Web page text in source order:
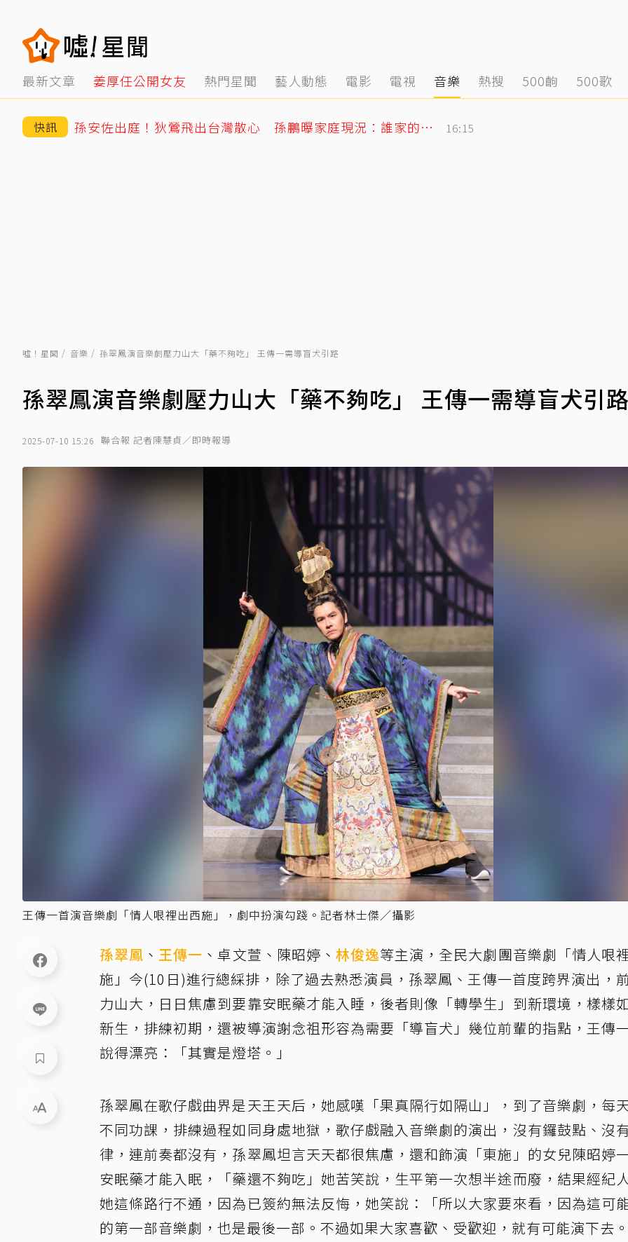
最新文章 姜厚任公開女友 熱門星聞 藝人動態 電影 電視 音樂 熱搜 500齣 500歌
快訊 孫安佐出庭！狄鶯飛出台灣散心 孫鵬曝家庭現況：誰家的鍋底沒有灰塵 16:15
噓！星聞 音樂 孫翠鳳演音樂劇壓力山大「藥不夠吃」 王傳一需導盲犬引路
孫翠鳳演音樂劇壓力山大「藥不夠吃」 王傳一需導盲犬引
2025-07-10 15:26 聯合報 記者陳慧貞／即時報導
王傳一首演音樂劇「情人哏裡出西施」，劇中扮演勾踐。記者林士傑／攝影
孫翠鳳 、 王傳一 、卓文萱、陳昭婷、 林俊逸等主演，全民大劇團音樂劇「情人哏
施」今(10日)進行總綵排，除了過去熟悉演員，孫翠鳳、王傳一首度跨界演出，
力山大，日日焦慮到要靠安眠藥才能入睡，後者則像「轉學生」到新環境，樣樣
新生，排練初期，還被導演謝念祖形容為需要「導盲犬」幾位前輩的指點，王傳
說得漂亮：「其實是燈塔。」
孫翠鳳在歌仔戲曲界是天王天后，她感嘆「果真隔行如隔山」，到了音樂劇，每
不同功課，排練過程如同身處地獄，歌仔戲融入音樂劇的演出，沒有鑼鼓點、沒
律，連前奏都沒有，孫翠鳳坦言天天都很焦慮，還和飾演「東施」的女兒陳昭婷
安眠藥才能入眠，「藥還不夠吃」她苦笑說，生平第一次想半途而廢，結果經紀
她這條路行不通，因為已簽約無法反悔，她笑說：「所以大家要來看，因為這可
的第一部音樂劇，也是最後一部。不過如果大家喜歡、受歡迎，就有可能演下去